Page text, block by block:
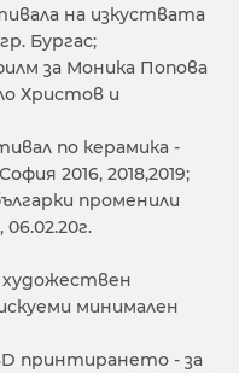
на изкуствата
Бургас;
за Моника Попова
Христов и
по керамика -
2016, 2018,2019;
променили
06.02.20г.
минимален
принтирането - за